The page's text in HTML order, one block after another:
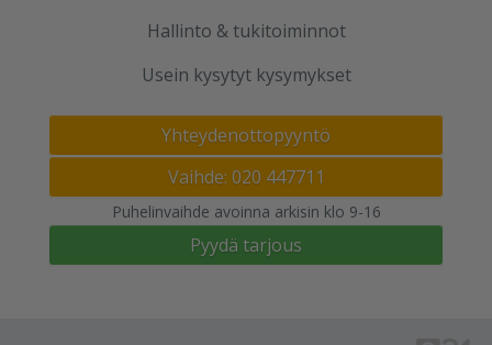
Hallinto & tukitoiminnot
Usein kysytyt kysymykset
Yhteydenottopyyntö
Vaihde: 020 447711
Puhelinvaihde avoinna arkisin klo 9-16
Pyydä tarjous